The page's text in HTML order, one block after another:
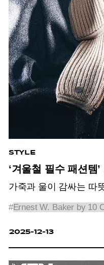
STYLE
‘겨울철 필수 패션템
가죽과 울이 감싸는 따
#Ernest W. Baker by 10
2025-12-13